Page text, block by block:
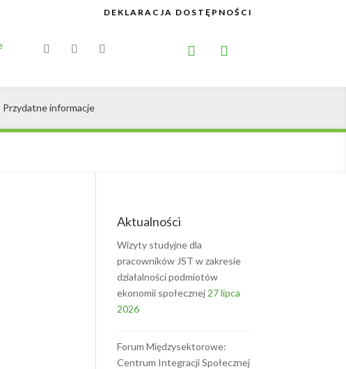
DEKLARACJA DOSTĘPNOŚCI


Przydatne informacje
Aktualności
Wizyty studyjne dla
pracowników JST w zakresie
działalności podmiotów
ekonomii społecznej 27 lipca
2026
Forum Międzysektorowe:
Centrum Integracji Społecznej